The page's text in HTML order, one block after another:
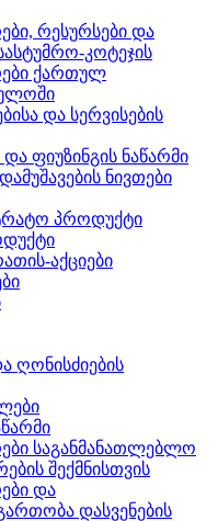
რესურსები და
კოტეჯის
ქართულ
და სერვისების
და ფიუზინგის ნაწარმი
ნივთები
პროდუქტი
აქციები
ღონისძიების
საგანმანათლებლო
შექმნისთვის
და
დასვენების